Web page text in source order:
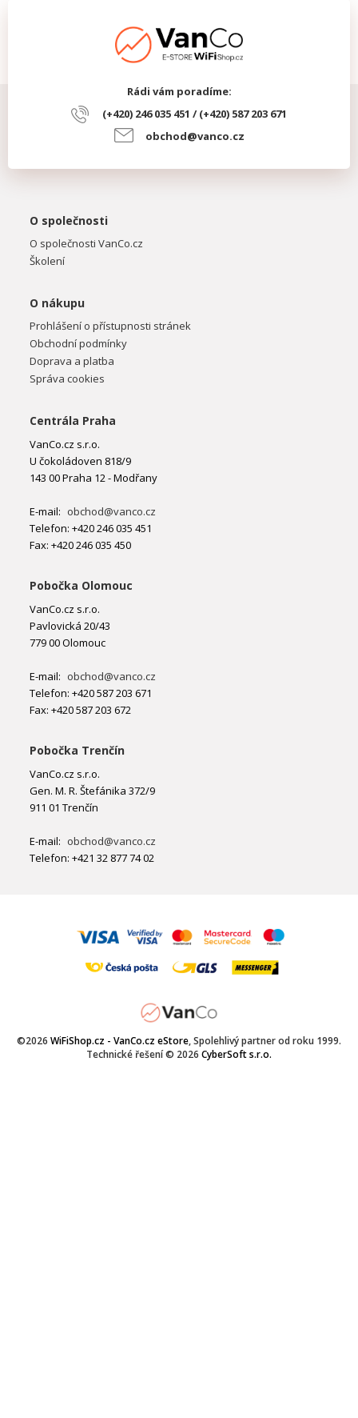
Rádi vám poradíme:
(+420) 246 035 451 / (+420) 587 203 671
obchod@vanco.cz
O společnosti
O společnosti VanCo.cz
Školení
O nákupu
Prohlášení o přístupnosti stránek
Obchodní podmínky
Doprava a platba
Správa cookies
Centrála Praha
VanCo.cz s.r.o.
U čokoládoven 818/9
143 00 Praha 12 - Modřany
E-mail: obchod@vanco.cz
Telefon: +420 246 035 451
Fax: +420 246 035 450
Pobočka Olomouc
VanCo.cz s.r.o.
Pavlovická 20/43
779 00 Olomouc
E-mail: obchod@vanco.cz
Telefon: +420 587 203 671
Fax: +420 587 203 672
Pobočka Trenčín
VanCo.cz s.r.o.
Gen. M. R. Štefánika 372/9
911 01 Trenčín
E-mail: obchod@vanco.cz
Telefon: +421 32 877 74 02
©2026 WiFiShop.cz - VanCo.cz eStore, Spolehlivý partner od roku 1999.
Technické řešení © 2026 CyberSoft s.r.o.